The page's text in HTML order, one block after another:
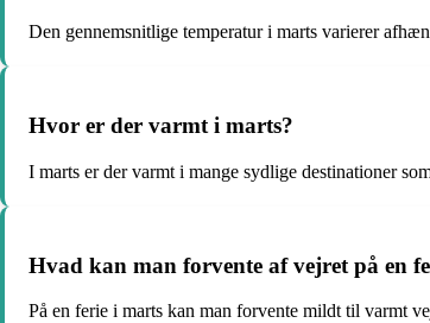
Den gennemsnitlige temperatur i marts varierer
Hvor er der varmt i marts?
I marts er der varmt i mange sydlige destinationer
Hvad kan man forvente af vejret på en
På en ferie i marts kan man forvente mildt til varmt